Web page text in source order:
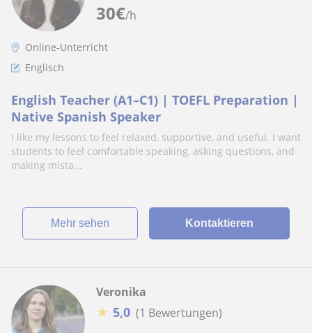
30€/h
Online-Unterricht
Englisch
English Teacher (A1–C1) | TOEFL Preparation |
Native Spanish Speaker
I like my lessons to feel relaxed, supportive, and useful. I want
students to feel comfortable speaking, asking questions, and
making mista...
Mehr sehen Kontaktieren
Veronika
★ 5,0 (1 Bewertungen)